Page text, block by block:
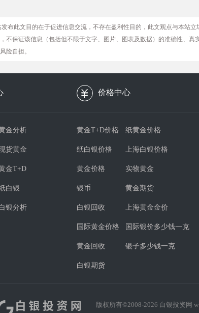
发布此文目的在于促进信息交流，不存在盈利性目的，此文观点与本站
不保证该信息（包括但不限于文字、图片、图表及数据）的准确性、
险自担。
价格中心
金分析
货黄金
金T+D
白银
银分析
黄金T+D价格 纸黄金价格
纸白银价格 上海白银价格
黄金价格 实物黄金
银币 黄金期货
白银回收 上海黄金金价
国际黄金价格 国际银价多少钱一克
黄金回收 银子多少钱一克
白银期货
版权所有©2008-2026 白银投资网